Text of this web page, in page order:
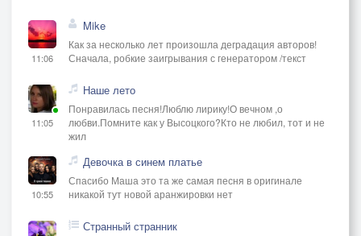
11:06
Mike
Как за несколько лет произошла деградация авторов!
Сначала, робкие заигрывания с генератором /текст
11:05
Наше лето
Понравилась песня!Люблю лирику!О вечном ,о
любви.Помните как у Высоцкого?Кто не любил, тот и не
жил
10:55
Девочка в синем платье
Спасибо Маша это та же самая песня в оригинале
никакой тут новой аранжировки нет
Странный странник